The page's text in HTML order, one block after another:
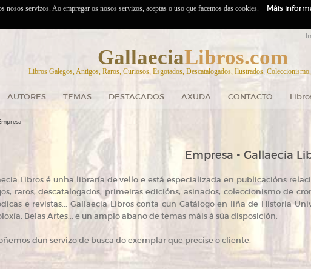
GallaeciaLibros.com
Libros Galegos, Antigos, Raros, Curiosos, Esgotados, Descatalogados, Ilustrados,
AUTORES TEMAS DESTACADOS AXUDA CONTACTO
Empresa - Gallaecia
Libros é unha libraría de vello e está especializada en publicacións
raros, descatalogados, primeiras edicións, asinados, coleccionismo de
e revistas... Gallaecia Libros conta cun Catálogo en liña de Historia
Belas Artes... e un amplo abano de temas máis á súa disposición.
dun servizo de busca do exemplar que precise o cliente.
nosos servizos. Ao empregar os nosos servizos, aceptas o uso que facemos das cookies. Máis